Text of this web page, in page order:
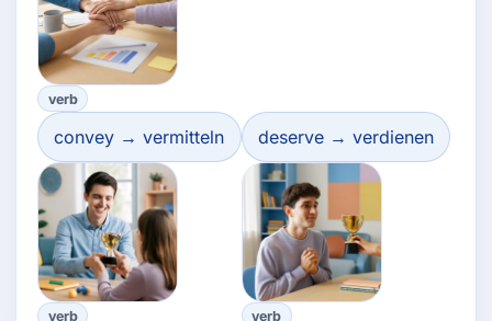
verb
convey → vermitteln
verb
deserve → verdienen
verb